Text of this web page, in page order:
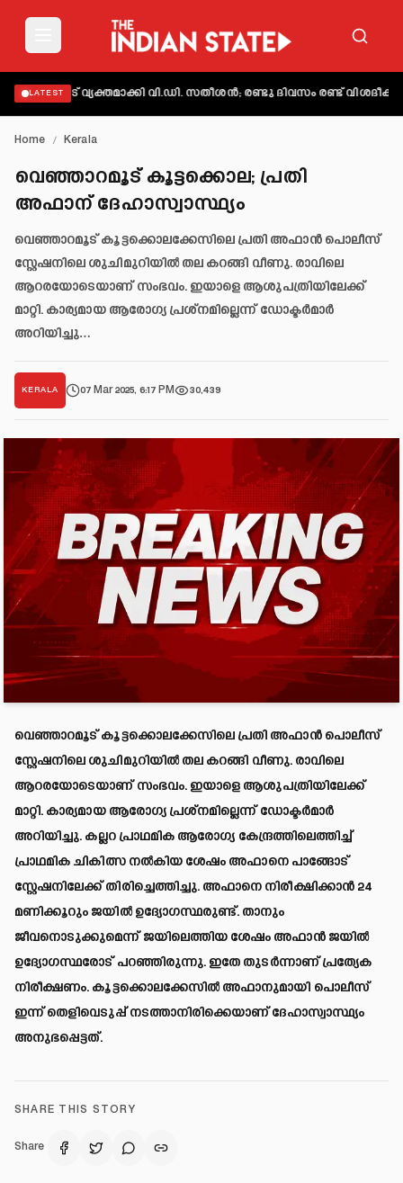
LATESTവ്യക്തമാക്കി വി.ഡി. സതീശൻ; രണ്ടു ദിവസം രണ്ട്
Home / Kerala
വെഞ്ഞാറമൂട് കൂട്ടക്കൊല; പ്രതി
അഫാന് ദേഹാസ്വാസ്ഥ്യം
വെഞ്ഞാറമൂട് കൂട്ടക്കൊലക്കേസിലെ പ്രതി അഫാൻ പൊലീസ്
സ്റ്റേഷനിലെ ശുചിമുറിയിൽ തല കറങ്ങി വീണു. രാവിലെ
ആറരയോടെയാണ് സംഭവം. ഇയാളെ ആശുപത്രിയിലേക്ക്
മാറ്റി. കാര്യമായ ആരോഗ്യ പ്രശ്നമില്ലെന്ന് ഡോക്ടർമാർ
അറിയിച്ചു…
KERALA 07 Mar 2025, 6:17 PM 30,439
വെഞ്ഞാറമൂട് കൂട്ടക്കൊലക്കേസിലെ പ്രതി അഫാൻ പൊലീസ്
സ്റ്റേഷനിലെ ശുചിമുറിയിൽ തല കറങ്ങി വീണു. രാവിലെ
ആറരയോടെയാണ് സംഭവം. ഇയാളെ ആശുപത്രിയിലേക്ക്
മാറ്റി. കാര്യമായ ആരോഗ്യ പ്രശ്നമില്ലെന്ന് ഡോക്ടർമാർ
അറിയിച്ചു. കല്ലറ പ്രാഥമിക ആരോഗ്യ കേന്ദ്രത്തിലെത്തിച്ച്
പ്രാഥമിക ചികിത്സ നൽകിയ ശേഷം അഫാനെ പാങ്ങോട്
സ്റ്റേഷനിലേക്ക് തിരിച്ചെത്തിച്ചു. അഫാനെ നിരീക്ഷിക്കാൻ 24
മണിക്കൂറും ജയിൽ ഉദ്യോഗസ്ഥരുണ്ട്. താനും
ജീവനൊടുക്കുമെന്ന് ജയിലെത്തിയ ശേഷം അഫാൻ ജയിൽ
ഉദ്യോഗസ്ഥരോട് പറഞ്ഞിരുന്നു. ഇതേ തുടർന്നാണ് പ്രത്യേക
നിരീക്ഷണം. കൂട്ടക്കൊലക്കേസിൽ അഫാനുമായി പൊലീസ്
ഇന്ന് തെളിവെടുപ്പ് നടത്താനിരിക്കെയാണ് ദേഹാസ്വാസ്ഥ്യം
അനുഭപ്പെട്ടത്.
SHARE THIS STORY
Share